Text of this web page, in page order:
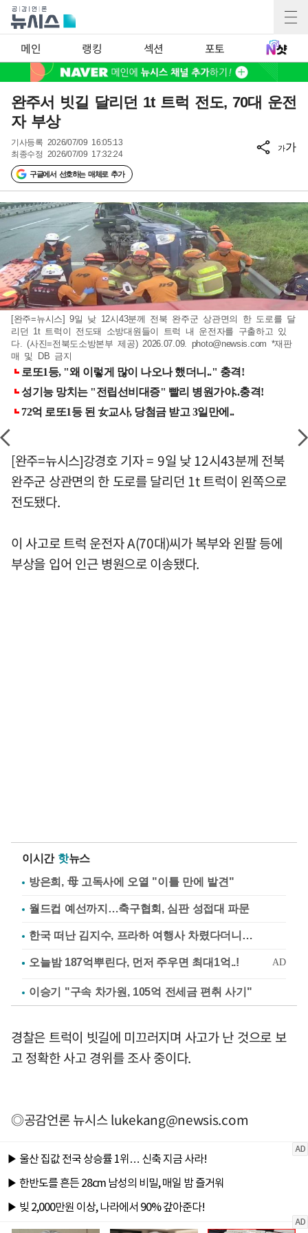
메인 랭킹 섹션 포토
완주서 빗길 달리던 1t 트럭 전도, 70대 운전
자 부상
기사등록 2026/07/09 16:05:13
최종수정 2026/07/09 17:32:24
구글에서 선호하는 매체로 추가
가가
[완주=뉴시스] 9일 낮 12시43분께 전북 완주군 상관면의 한 도로를 달
리던 1t 트럭이 전도돼 소방대원들이 트럭 내 운전자를 구출하고 있
다. (사진=전북도소방본부 제공) 2026.07.09. photo@newsis.com *재판
매 및 DB 금지
[완주=뉴시스]강경호 기자 = 9일 낮 12시43분께 전북
완주군 상관면의 한 도로를 달리던 1t 트럭이 왼쪽으로
전도됐다.
이 사고로 트럭 운전자 A(70대)씨가 복부와 왼팔 등에
부상을 입어 인근 병원으로 이송됐다.
이시간 핫뉴스
방은희, 母 고독사에 오열 "이틀 만에 발견"
월드컵 예선까지…축구협회, 심판 성접대 파문
한국 떠난 김지수, 프라하 여행사 차렸다더니…
이승기 "구속 차가원, 105억 전세금 편취 사기"
경찰은 트럭이 빗길에 미끄러지며 사고가 난 것으로 보
고 정확한 사고 경위를 조사 중이다.
◎공감언론 뉴시스lukekang@newsis.com